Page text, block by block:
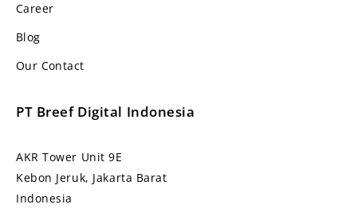
Career
Blog
Our Contact
PT Breef Digital Indonesia
AKR Tower Unit 9E
Kebon Jeruk, Jakarta Barat
Indonesia